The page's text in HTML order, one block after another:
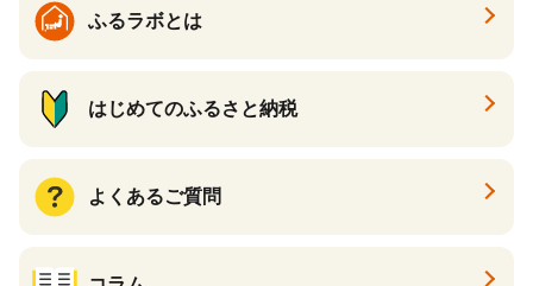
ふるラボとは
はじめてのふるさと納税
よくあるご質問